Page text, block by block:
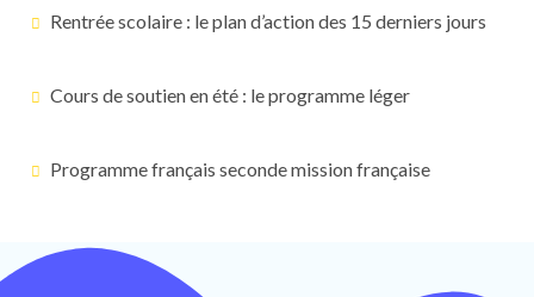
Rentrée scolaire : le plan d’action des 15 derniers jours
Cours de soutien en été : le programme léger
Programme français seconde mission française